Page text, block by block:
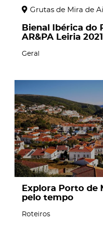
Grutas de Mira de
Bienal Ibérica do
AR&PA Leiria
Geral
Explora Porto de
pelo tempo
Roteiros